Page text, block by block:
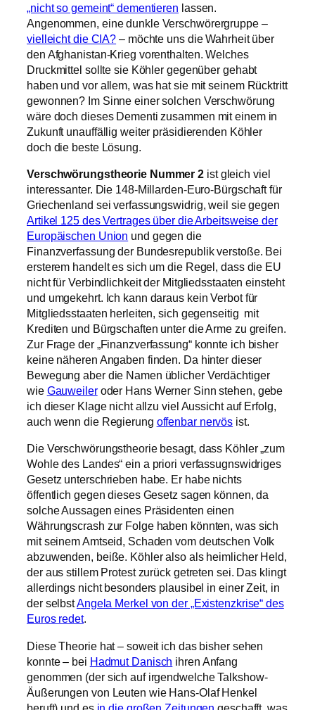
„nicht so gemeint“ dementieren lassen.
Angenommen, eine dunkle Verschwörergruppe –
vielleicht die CIA? – möchte uns die Wahrheit über
den Afghanistan-Krieg vorenthalten. Welches
Druckmittel sollte sie Köhler gegenüber gehabt
haben und vor allem, was hat sie mit seinem Rücktritt
gewonnen? Im Sinne einer solchen Verschwörung
wäre doch dieses Dementi zusammen mit einem in
Zukunft unauffällig weiter präsidierenden Köhler
doch die beste Lösung.
Verschwörungstheorie Nummer 2 ist gleich viel
interessanter. Die 148-Millarden-Euro-Bürgschaft für
Griechenland sei verfassungswidrig, weil sie gegen
Artikel 125 des Vertrages über die Arbeitsweise der
Europäischen Union und gegen die
Finanzverfassung der Bundesrepublik verstoße. Bei
ersterem handelt es sich um die Regel, dass die EU
nicht für Verbindlichkeit der Mitgliedsstaaten einsteht
und umgekehrt. Ich kann daraus kein Verbot für
Mitgliedsstaaten herleiten, sich gegenseitig mit
Krediten und Bürgschaften unter die Arme zu greifen.
Zur Frage der „Finanzverfassung“ konnte ich bisher
keine näheren Angaben finden. Da hinter dieser
Bewegung aber die Namen üblicher Verdächtiger
wie Gauweileroder Hans Werner Sinn stehen, gebe
ich dieser Klage nicht allzu viel Aussicht auf Erfolg,
auch wenn die Regierung offenbar nervös ist.
Die Verschwörungstheorie besagt, dass Köhler „zum
Wohle des Landes“ ein a priori verfassugnswidriges
Gesetz unterschrieben habe. Er habe nichts
öffentlich gegen dieses Gesetz sagen können, da
solche Aussagen eines Präsidenten einen
Währungscrash zur Folge haben könnten, was sich
mit seinem Amtseid, Schaden vom deutschen Volk
abzuwenden, beiße. Köhler also als heimlicher Held,
der aus stillem Protest zurück getreten sei. Das klingt
allerdings nicht besonders plausibel in einer Zeit, in
der selbstAngela Merkel von der „Existenzkrise“ des
Euros redet.
Diese Theorie hat – soweit ich das bisher sehen
konnte – bei Hadmut Danisch ihren Anfang
genommen (der sich auf irgendwelche Talkshow-
Äußerungen von Leuten wie Hans-Olaf Henkel